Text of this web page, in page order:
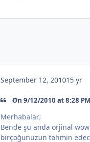
September 12, 201015 yr
On 9/12/2010 at 8:28
Merhabalar;
Bende şu anda orjinal
birçoğunuzun tahmin